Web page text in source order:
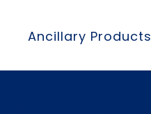
Ancillary Products